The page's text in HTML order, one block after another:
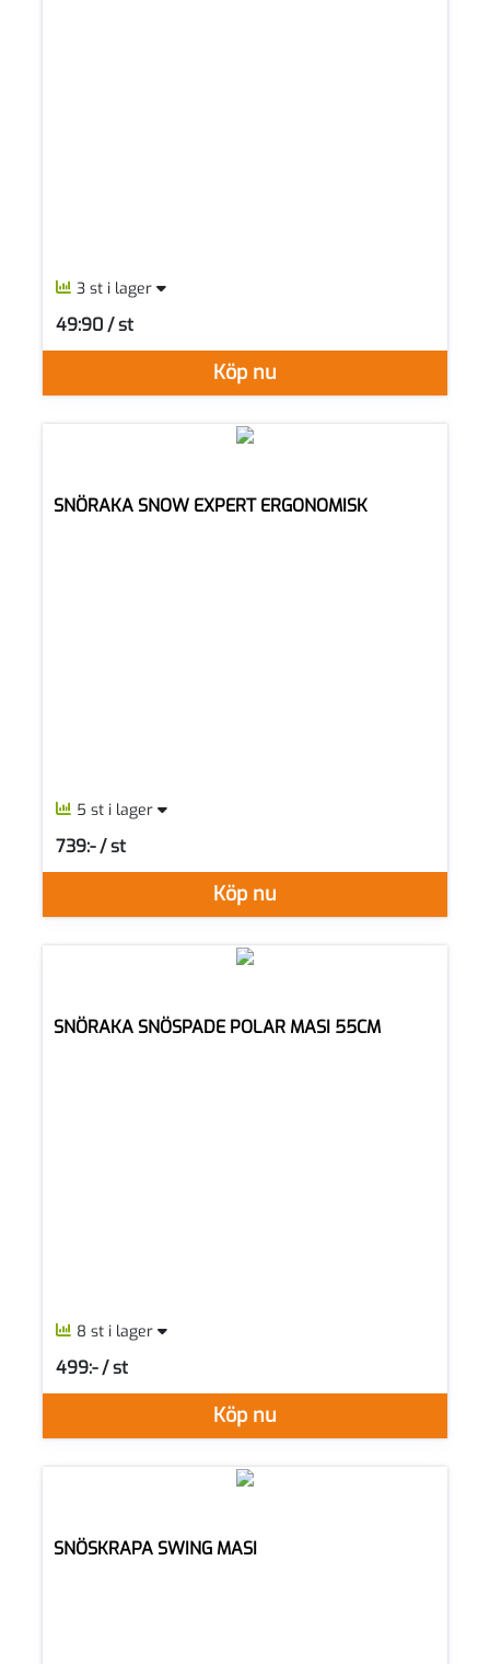
3 st i lager
Köp nu
49:90 / st
SEK per ST
SNÖRAKA SNOW EXPERT ERGONOMISK
5 st i lager
Köp nu
739:- / st
SEK per ST
SNÖRAKA SNÖSPADE POLAR MASI 55CM
8 st i lager
Köp nu
499:- / st
SEK per ST
SNÖSKRAPA SWING MASI